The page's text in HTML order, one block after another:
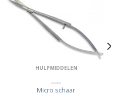
HULPMIDDELEN
Micro schaar